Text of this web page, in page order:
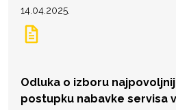
14.04.2025.
Odluka o izboru
postupku nabavke servisa